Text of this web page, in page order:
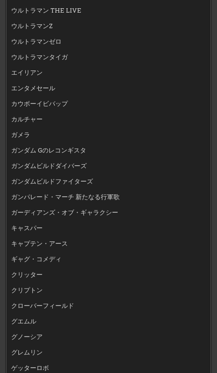
ウルトラマン THE LIVE
ウルトラマンZ
ウルトラマンゼロ
ウルトラマンタイガ
エイリアン
エンタメセール
カウボーイビバップ
カルチャー
ガメラ
ガンダム Gのレコンギスタ
ガンダムビルドダイバーズ
ガンダムビルドファイターズ
ガンパレード・マーチ 新たなる行軍歌
ガーディアンズ・オブ・ギャラクシー
キャスパー
キャプテン・アース
ギャグ・コメディ
クリッター
クリプトン
クローバーフィールド
グエムル
グノーシア
グレムリン
ゲッターロボ